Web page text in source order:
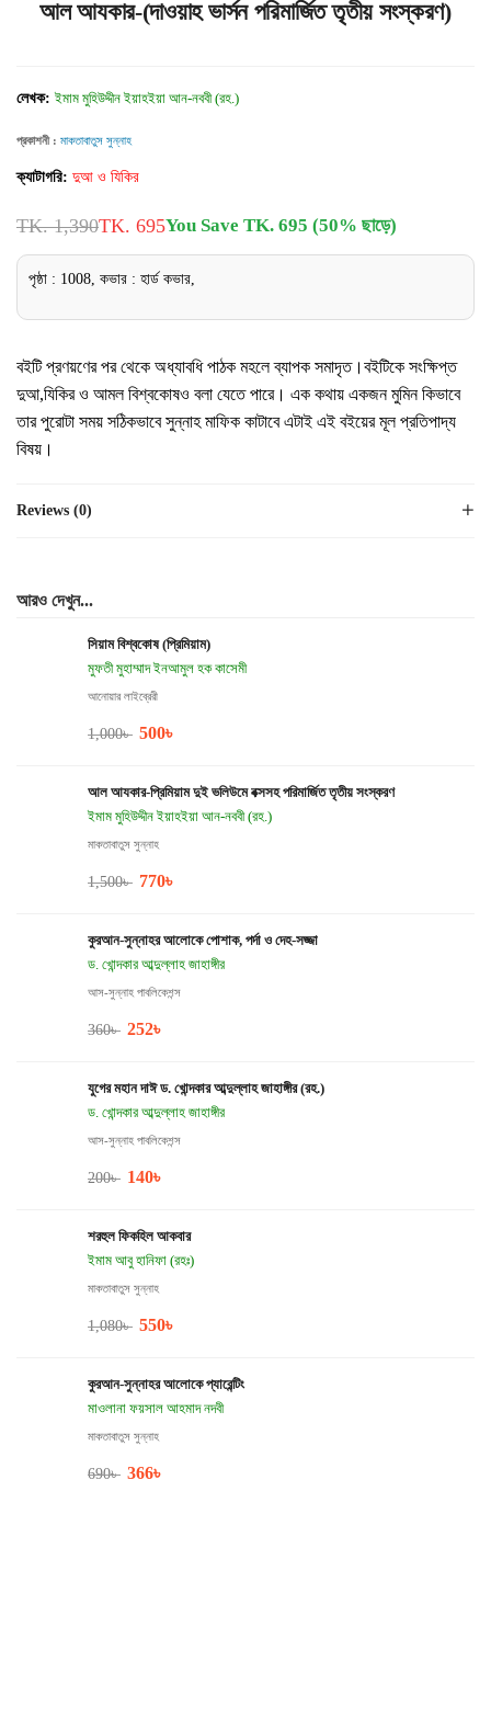
আল আযকার-(দাওয়াহ ভার্সন পরিমার্জিত তৃতীয় সংস্করণ)
লেখক:ইমাম মুহিউদ্দীন ইয়াহইয়া আন-নববী (রহ.)
প্রকাশনী : মাকতাবাতুস সুন্নাহ
ক্যাটাগরি: দুআ ও যিকির
TK. 1,390TK. 695You Save TK. 695 (50% ছাড়ে)
পৃষ্ঠা : 1008, কভার : হার্ড কভার,
বইটি প্রণয়ণের পর থেকে অধ্যাবধি পাঠক মহলে ব্যাপক সমাদৃত।বইটিকে সংক্ষিপ্ত
দুআ,যিকির ও আমল বিশ্বকোষও বলা যেতে পারে। এক কথায় একজন মুমিন কিভাবে
তার পুরোটা সময় সঠিকভাবে সুন্নাহ মাফিক কাটাবে এটাই এই বইয়ের মূল প্রতিপাদ্য
বিষয়।
Reviews (0)
আরও দেখুন...
সিয়াম বিশ্বকোষ (প্রিমিয়াম)
মুফতী মুহাম্মাদ ইনআমুল হক কাসেমী
আনোয়ার লাইব্রেরী
1,000৳ 500৳
আল আযকার-প্রিমিয়াম দুই ভলিউমে বক্সসহ পরিমার্জিত তৃতীয় সংস্করণ
ইমাম মুহিউদ্দীন ইয়াহইয়া আন-নববী (রহ.)
মাকতাবাতুস সুন্নাহ
1,500৳ 770৳
কুরআন-সুন্নাহর আলোকে পোশাক, পর্দা ও দেহ-সজ্জা
ড. খোন্দকার আব্দুল্লাহ জাহাঙ্গীর
আস-সুন্নাহ পাবলিকেশন্স
360৳ 252৳
যুগের মহান দাঈ ড. খোন্দকার আব্দুল্লাহ জাহাঙ্গীর (রহ.)
ড. খোন্দকার আব্দুল্লাহ জাহাঙ্গীর
আস-সুন্নাহ পাবলিকেশন্স
200৳ 140৳
শরহুল ফিকহিল আকবার
ইমাম আবু হানিফা (রহঃ)
মাকতাবাতুস সুন্নাহ
1,080৳ 550৳
কুরআন-সুন্নাহর আলোকে প্যারেন্টিং
মাওলানা ফয়সাল আহমাদ নদবী
মাকতাবাতুস সুন্নাহ
690৳ 366৳